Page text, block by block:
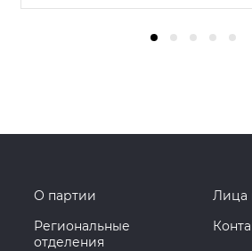
О партии
Лица
Региональные
отделения